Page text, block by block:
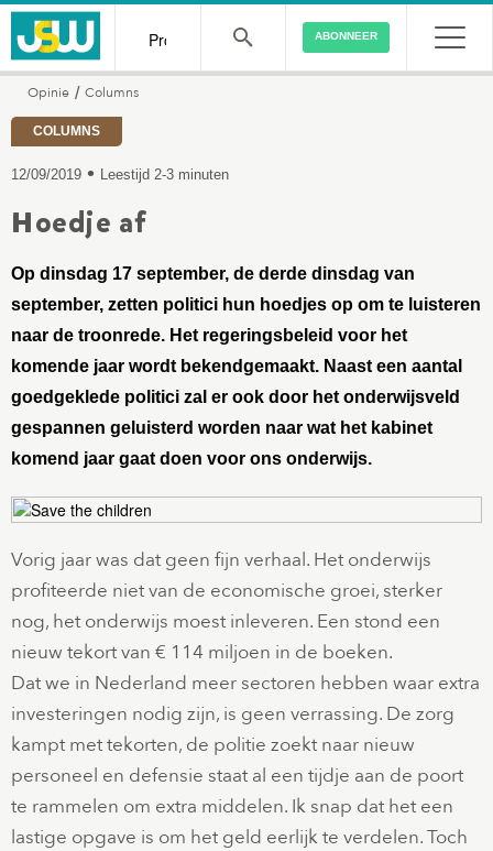
ABONNEER
Opinie / Columns
COLUMNS
12/09/2019 • Leestijd 2-3 minuten
Hoedje af
Op dinsdag 17 september, de derde dinsdag van
september, zetten politici hun hoedjes op om te luisteren
naar de troonrede. Het regeringsbeleid voor het
komende jaar wordt bekendgemaakt. Naast een aantal
goedgeklede politici zal er ook door het onderwijsveld
gespannen geluisterd worden naar wat het kabinet
komend jaar gaat doen voor ons onderwijs.
Vorig jaar was dat geen fijn verhaal. Het onderwijs
profiteerde niet van de economische groei, sterker
nog, het onderwijs moest inleveren. Een stond een
nieuw tekort van € 114 miljoen in de boeken.
Dat we in Nederland meer sectoren hebben waar extra
investeringen nodig zijn, is geen verrassing. De zorg
kampt met tekorten, de politie zoekt naar nieuw
personeel en defensie staat al een tijdje aan de poort
te rammelen om extra middelen. Ik snap dat het een
lastige opgave is om het geld eerlijk te verdelen. Toch